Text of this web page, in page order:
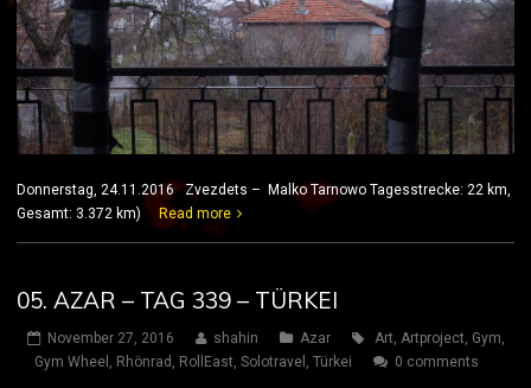
Donnerstag, 24.11.2016 Zvezdets – Malko Tarnowo Tagesstrecke: 22 km,
Gesamt: 3.372 km)
Read more
05. AZAR – TAG 339 – TÜRKEI
November 27, 2016 shahin Azar Art, Artproject, Gym,
Gym Wheel , Rhönrad , RollEast, Solotravel , Türkei 0 comments